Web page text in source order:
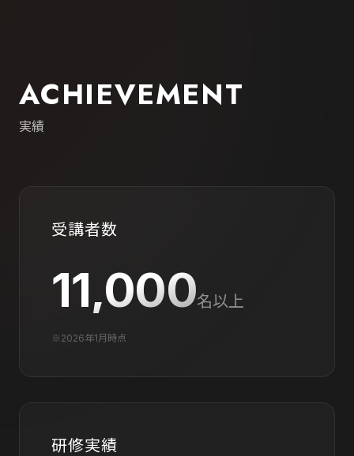
ACHIEVEMENT
実績
受講者数
11,000名以上
※2026年1月時点
研修実績